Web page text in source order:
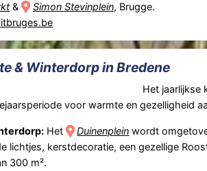
& Simon Stevinplein, Brugge.
& Winterdorp in Bredene
Het jaarlijkse
voor warmte en gezelligheid
Het Duinenplein wordt
lichtjes, kerstdecoratie, een gezellige
300 m².